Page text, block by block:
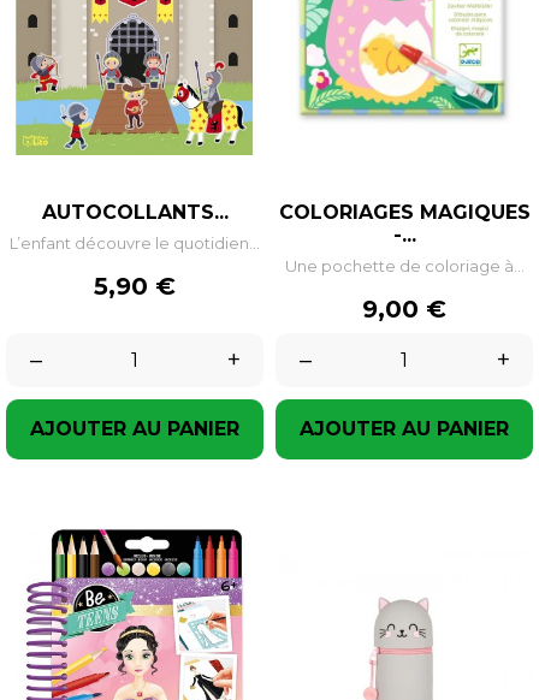
AUTOCOLLANTS...
L’enfant découvre le quotidien...
Prix
5,90 €
– +
AJOUTER AU PANIER
COLORIAGES MAGIQUES
-...
Une pochette de coloriage à...
Prix
9,00 €
–
+
AJOUTER AU PANIER